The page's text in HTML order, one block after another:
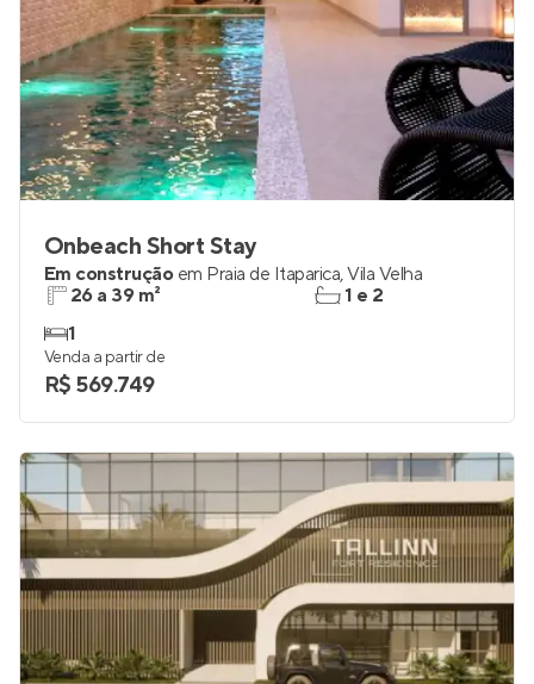
Onbeach Short Stay
Em construção em Praia de Itaparica,Vila Velha
26 a 39 m²
1
1 e 2
Venda a partir de
R$ 569.749